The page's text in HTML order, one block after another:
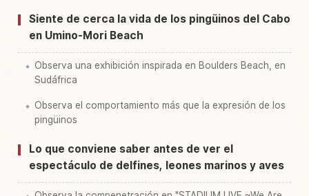
Siente de cerca la vida de los pingüinos del Cabo
en Umino-Mori Beach
Observa una exhibición inspirada en Boulders Beach, en
Sudáfrica
Observa el comportamiento más que la expresión de los
pingüinos
Lo que conviene saber antes de ver el
espectáculo de delfines, leones marinos y aves